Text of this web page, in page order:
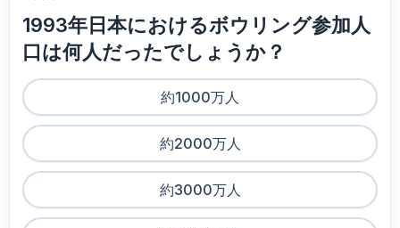
1993年日本におけるボウリング参加人
口は何人だったでしょうか？
約1000万人
約2000万人
約3000万人